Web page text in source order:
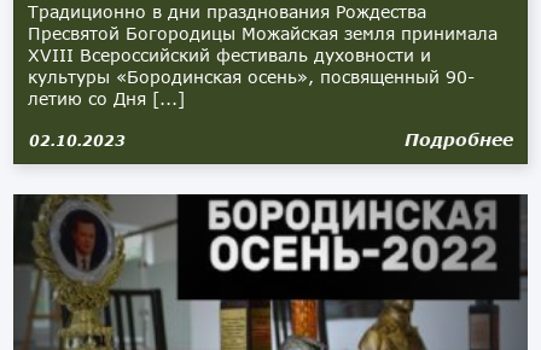
Традиционно в дни празднования Рождества
Пресвятой Богородицы Можайская земля принимала
XVIII Всероссийский фестиваль духовности и
культуры «Бородинская осень», посвященный 90-
летию со Дня [...]
02.10.2023 Подробнее